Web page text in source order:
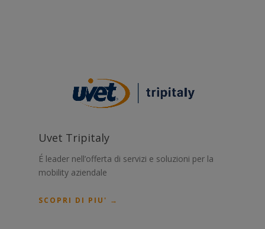
Uvet Tripitaly
É leader nell’offerta di servizi e soluzioni per la
mobility aziendale
SCOPRI DI PIU' →